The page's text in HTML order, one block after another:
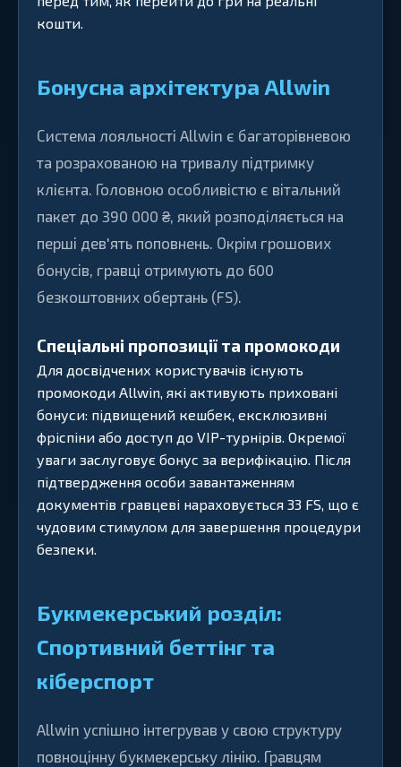
кошти.
Бонусна архітектура Allwin
Система лояльності Allwin є багаторівневою
та розрахованою на тривалу підтримку
клієнта. Головною особливістю є вітальний
пакет до 390 000 ₴, який розподіляється на
перші дев'ять поповнень. Окрім грошових
бонусів, гравці отримують до 600
безкоштовних обертань (FS).
Спеціальні пропозиції та промокоди
Для досвідчених користувачів існують
промокоди Allwin, які активують приховані
бонуси: підвищений кешбек, ексклюзивні
фріспіни або доступ до VIP-турнірів. Окремої
уваги заслуговує бонус за верифікацію. Після
підтвердження особи завантаженням
документів гравцеві нараховується 33 FS, що є
чудовим стимулом для завершення процедури
безпеки.
Букмекерський розділ:
Спортивний беттінг та
кіберспорт
Allwin успішно інтегрував у свою структуру
повноцінну букмекерську лінію. Гравцям